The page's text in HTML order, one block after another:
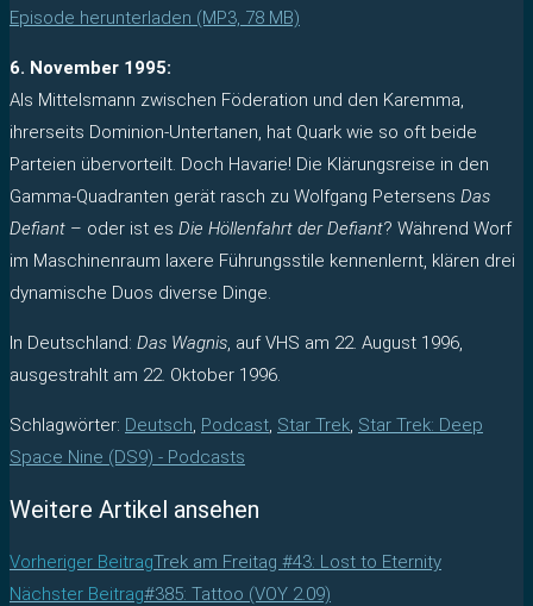
Episode herunterladen (MP3, 78 MB)
6. November 1995:
Als Mittelsmann zwischen Föderation und den Karemma,
ihrerseits Dominion-Untertanen, hat Quark wie so oft beide
Parteien übervorteilt. Doch Havarie! Die Klärungsreise in den
Gamma-Quadranten gerät rasch zu Wolfgang Petersens Das
Defiant – oder ist es Die Höllenfahrt der Defiant? Während Worf
im Maschinenraum laxere Führungsstile kennenlernt, klären drei
dynamische Duos diverse Dinge.
In Deutschland: Das Wagnis, auf VHS am 22. August 1996,
ausgestrahlt am 22. Oktober 1996.
Schlagwörter: Deutsch, Podcast, Star Trek, Star Trek: Deep
Space Nine (DS9) - Podcasts
Weitere Artikel ansehen
Vorheriger BeitragTrek am Freitag #43: Lost to Eternity
Nächster Beitrag#385: Tattoo (VOY 2.09)